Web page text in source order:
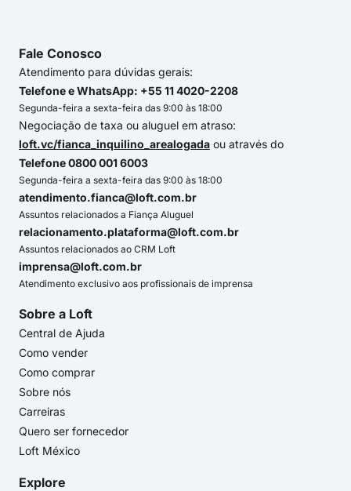
Fale Conosco
Atendimento para dúvidas gerais:
Telefone e WhatsApp: +55 11 4020-2208
Segunda-feira a sexta-feira das 9:00 às 18:00
Negociação de taxa ou aluguel em atraso:
loft.vc/fianca_inquilino_arealogada ou através do
Telefone 0800 001 6003
Segunda-feira a sexta-feira das 9:00 às 18:00
atendimento.fianca@loft.com.br
Assuntos relacionados a Fiança Aluguel
relacionamento.plataforma@loft.com.br
Assuntos relacionados ao CRM Loft
imprensa@loft.com.br
Atendimento exclusivo aos profissionais de imprensa
Sobre a Loft
Central de Ajuda
Como vender
Como comprar
Sobre nós
Carreiras
Quero ser fornecedor
Loft México
Explore